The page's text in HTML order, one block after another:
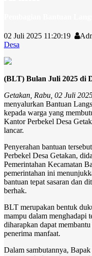
02 Juli 2025 11:20:19
Desa
(BLT) Bulan Juli 2025 di
Getakan, Rabu, 02 Juli
menyalurkan Bantuan
kepada warga yang
Kantor Perbekel Desa
lancar.
Penyerahan bantuan
Perbekel Desa Getakan,
Pemerintahan Kecamatan
pemerintahan ini
bantuan tepat sasaran dan
berhak.
BLT merupakan bentuk
mampu dalam menghadapi
diharapkan dapat
penerima manfaat.
Dalam sambutannya,